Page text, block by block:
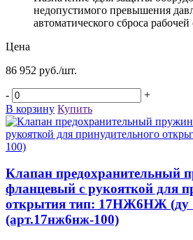
недопустимого превышения
автоматического сброса
Цена
86 952 руб./шт.
-
+
В корзину Купить
Клапан предохранительный
фланцевый с рукояткой для
открытия тип: 17НЖ6НЖ (ду
(арт.17нж6нж-100)